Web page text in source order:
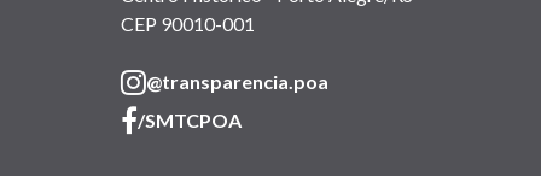
CEP 90010-001
@transparencia.poa
/SMTCPOA(link